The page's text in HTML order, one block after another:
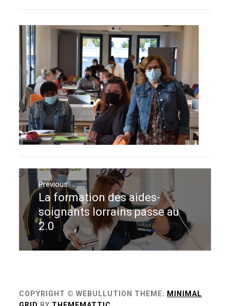
Navigation
de
l’article
Previous
Previous
post:
La formation des aides-
soignants lorrains passe au
2.0
COPYRIGHT © WEBULLUTION THEME: MINIMAL